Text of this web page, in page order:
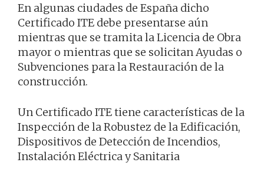
En algunas ciudades de España dicho
Certificado ITE debe presentarse aún
mientras que se tramita la Licencia de Obra
mayor o mientras que se solicitan Ayudas o
Subvenciones para la Restauración de la
construcción.
Un Certificado ITE tiene características de la
Inspección de la Robustez de la Edificación,
Dispositivos de Detección de Incendios,
Instalación Eléctrica y Sanitaria